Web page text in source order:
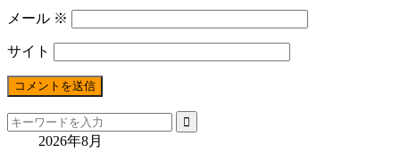
メール ※
サイト
2026年8月